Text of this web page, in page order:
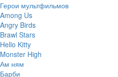
Герои мультфильмов
Among Us
Angry Birds
Brawl Stars
Hello Kitty
Monster High
Ам ням
Барби